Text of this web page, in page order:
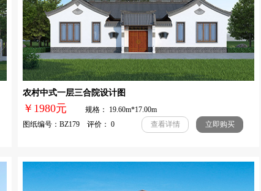
农村中式一层三合院设计图
￥1980元
规格： 19.60m*17.00m
图纸编号：BZ179 评价： 0
查看详情 立即购买